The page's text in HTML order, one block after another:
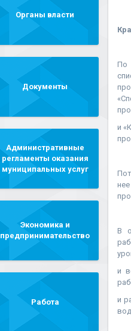
Органы власти
Документы
Административные
регламенты оказания
муниципальных услуг
Экономика и
предпринимательство
Работа
По
и
В
и
и